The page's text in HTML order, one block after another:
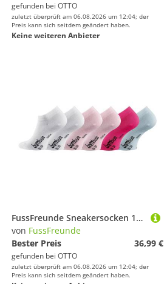
gefunden bei OTTO
zuletzt überprüft am 06.08.2026 um 12:04; der
Preis kann sich seitdem geändert haben.
Keine weiteren Anbieter
FussFreunde Sneakersocken 12 Paar superweiche Sneaker-Socken Bambus-Socken mit ANTILOCH-Garantie (12 Paar) handgekettelt, Spitze und Ferse verstärkt
von FussFreunde
Bester Preis
36,99 €
gefunden bei OTTO
zuletzt überprüft am 06.08.2026 um 12:04; der
Preis kann sich seitdem geändert haben.